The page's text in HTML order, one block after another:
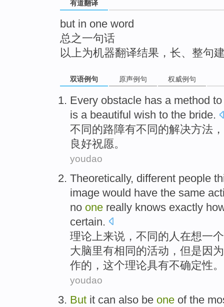
有道翻译
but in one word
总之一句话
以上为机器翻译结果，长、整句
双语例句 原声例句 权威例句
Every obstacle has a method
is a beautiful wish to the bride.
不同的路障有不同的解决方法 ，
良好祝愿。
youdao
Theoretically, different people
image would have the same
no one really knows exactly
certain.
理论上来说， 不同 的 人 在想一个
大脑里有相同的活动 ， 但是 因为
作的，这个理论具有不确定性。
youdao
But it can also be one of the